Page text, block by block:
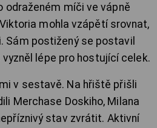
odraženém míči ve vápně
mohla vzápětí srovnat,
Sám postižený se postavil
lépe pro hostující celek.
v sestavě. Na hřiště přišli
Merchase Doskiho, Milana
stav zvrátit. Aktivní